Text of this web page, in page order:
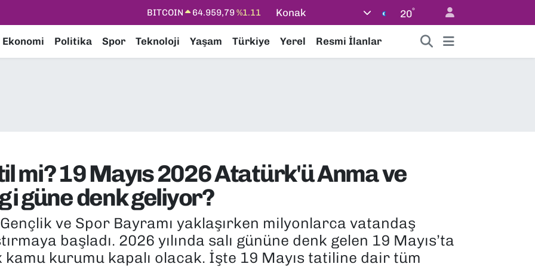
BITCOIN 64.959,79 %1.11
DOLAR
47,7436%0.18
EURO
55,2510
%0.32
Konak 20°
Ekonomi Politika Spor Teknoloji Yaşam Türkiye Yerel Resmi İlanlar
mi? 19 Mayıs 2026 Atatürk'ü Anma ve
güne denk geliyor?
ve Spor Bayramı yaklaşırken milyonlarca vatandaş
başladı. 2026 yılında salı gününe denk gelen 19 Mayıs’ta
kurumu kapalı olacak. İşte 19 Mayıs tatiline dair tüm